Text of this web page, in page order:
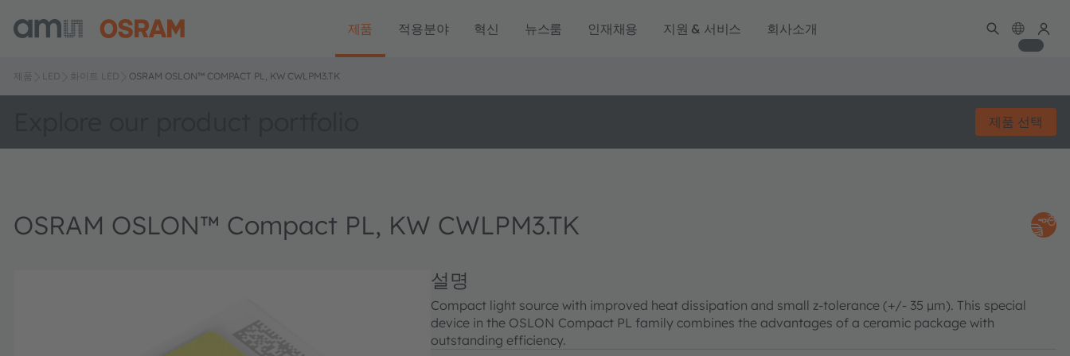
제품 적용분야 혁신 뉴스룸 인재채용 지원 & 서비스 회사소개
제품 LED 화이트 LED OSRAM OSLON™ COMPACT PL, KW CWLPM3.TK
제품 선택
OSRAM OSLON™ Compact PL, KW CWLPM3.TK
설명
Compact light source with improved heat dissipation and small z-tolerance (+/- 35 µm). This special
device in the OSLON Compact PL family combines the advantages of a ceramic package with
outstanding efficiency.